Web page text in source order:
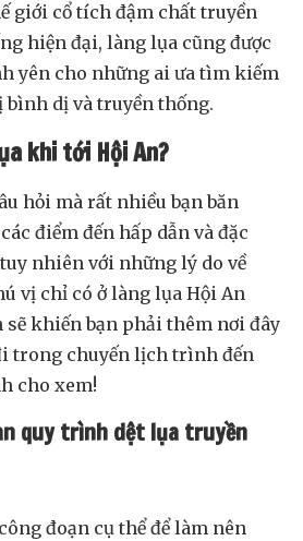
giới cổ tích đậm chất truyền
hiện đại, làng lụa cũng được
yên cho những ai ưa tìm kiếm
bình dị và truyền thống.
khi tới Hội An?
hỏi mà rất nhiều bạn băn
điểm đến hấp dẫn và đặc
nhiên với những lý do về
vị chỉ có ở làng lụa Hội An
sẽ khiến bạn phải thêm nơi đây
trong chuyến lịch trình đến
cho xem!
quy trình dệt lụa truyền
đoạn cụ thể để làm nên